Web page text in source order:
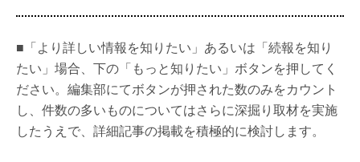
■「より詳しい情報を知りたい」あるいは「続報を知り
たい」場合、下の「もっと知りたい」ボタンを押してく
ださい。編集部にてボタンが押された数のみをカウント
し、件数の多いものについてはさらに深掘り取材を実施
したうえで、詳細記事の掲載を積極的に検討します。